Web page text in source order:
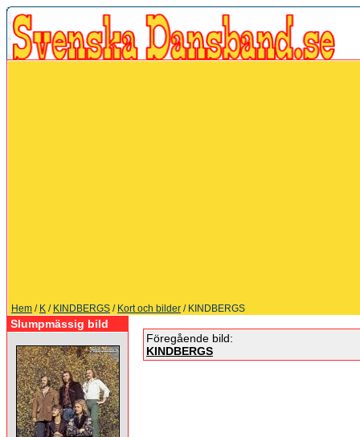
Hem / K / KINDBERGS / Kort och bilder / KINDBERGS
Slumpmässig bild
Föregående bild:
KINDBERGS